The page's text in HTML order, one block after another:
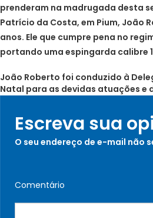
prenderam na madrugada desta
Patrício da Costa, em Pium, João
anos. Ele que cumpre pena no
portando uma espingarda calibre
João Roberto foi conduzido à
Natal para as devidas atuações e
Escreva sua
O seu endereço de e-mail não
Comentário